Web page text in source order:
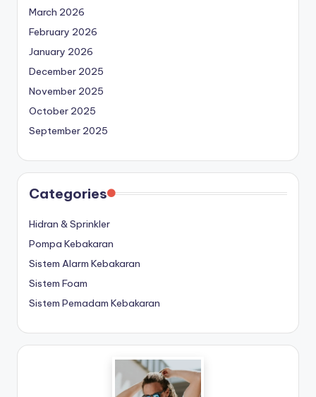
March 2026
February 2026
January 2026
December 2025
November 2025
October 2025
September 2025
Categories
Hidran & Sprinkler
Pompa Kebakaran
Sistem Alarm Kebakaran
Sistem Foam
Sistem Pemadam Kebakaran